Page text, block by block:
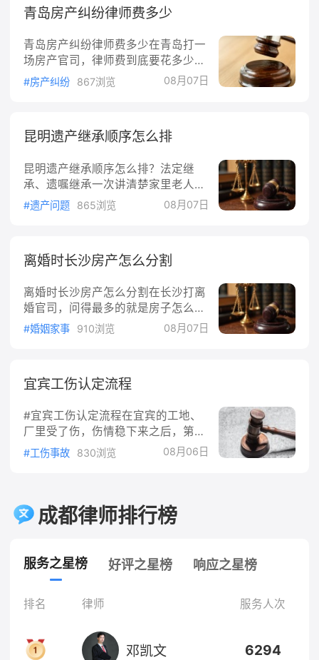
完工，发包人应按约定组织验收，验
性说清楚。一、合同纠纷律师费主要
纷，律师收费并没有全国统一的一
个"一口价"，主要看双方怎么谈。按
照《律师服务收费管理办法》第六条
但具体金额由律师事务所和委托人协
同
青岛房产纠纷律师费多少
青岛房产纠纷律师费多少在青岛打一
场房产官司，律师费到底要花多少？
这是几乎每个当事人开口就问的第一
样。这篇文章把青岛房产纠纷律师费
有底。房产纠纷律师费主要按什么标
准收青岛的律师事务所执行的是《律
师服务收费管理办法》确立的收费框
一般由律师事务所与委托人协商确定
价。
#房产纠纷 867浏览 08月07日
昆明遗产继承顺序怎么排
昆明遗产继承顺序怎么排？法定继
承、遗嘱继承一次讲清楚家里老人走
了，房子、存款到底该谁拿？在昆
和分配规则捋清楚。一、遗产继承按
的按遗嘱来，没遗嘱的按法定继承
来。先说法定继承。《中华人民共和
国民法典》第一千一百二十七条规
开始后，先由第一顺序继承人继承，
一顺序继
#遗产问题 865浏览 08月07日
离婚时长沙房产怎么分割
离婚时长沙房产怎么分割在长沙打离
婚官司，问得最多的就是房子怎么
分。房子怎么分，不看谁挣得多、谁
清楚。先分清：哪些房产算夫妻共同
条，夫妻在婚姻关系存续期间取得的
财产属于夫妻共同财产。落到房产
上，常见的有三类：婚后夫妻共同出
同财产，离婚时原则上各分一半，但
法院会结合出资比例、还贷情况、子
#婚姻家事 910浏览 08月07日
宜宾工伤认定流程
#宜宾工伤认定流程在宜宾的工地、
厂里受了伤，伤情稳下来之后，第一
件要紧事就是做工伤认定。认定了工
伤，医疗费、停工留薪期工资、伤残
宜宾执行的就是《工伤保险条例》，
这篇文章把认定的步骤、材料和时限
报给单位事故发生后别拖，第一时间
告知单位。根据《工伤保险条例》第
发生之日起30日内，向统筹地区社
宜宾的申报窗口就是市、县两级社会
保险行政部门。不少职工受伤后光顾
#工伤事故 830浏览 08月06日
成都律师排行榜
服务之星榜 好评之星榜 响应之星榜
排名 律师 服务人次
邓凯文 6294